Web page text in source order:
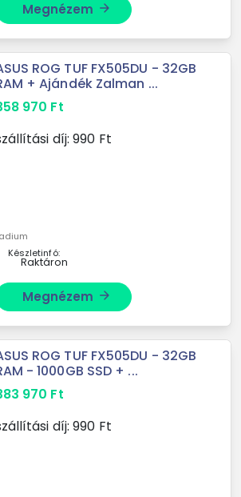
Megnézem arrow_forward
ROG TUF FX505DU - 32GB
+ Ajándék Zalman ...
970 Ft
díj: 990 Ft
Készletinfó:
Raktáron
Megnézem arrow_forward
ROG TUF FX505DU - 32GB
- 1000GB SSD + ...
970 Ft
díj: 990 Ft